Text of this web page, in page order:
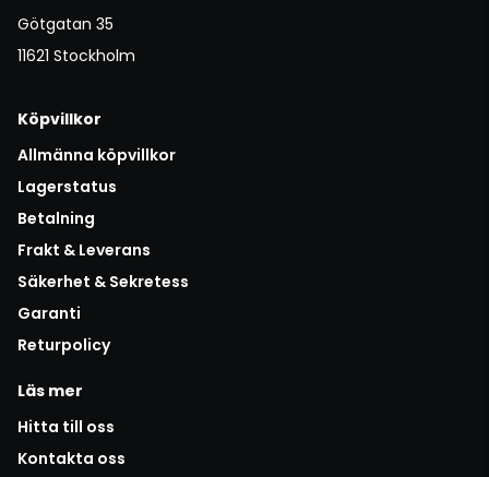
Götgatan 35
11621 Stockholm
Köpvillkor
Allmänna köpvillkor
Lagerstatus
Betalning
Frakt & Leverans
Säkerhet & Sekretess
Garanti
Returpolicy
Läs mer
Hitta till oss
Kontakta oss